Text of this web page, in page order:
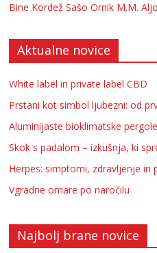
Bine Kordež Sašo Ornik M.M.
Aktualne novice
White label in private label CBD
Prstani kot simbol ljubezni: od
Aluminijaste bioklimatske pergole
Skok s padalom – izkušnja, ki
Herpes: simptomi, zdravljenje in
Vgradne omare po naročilu
Najbolj brane novice